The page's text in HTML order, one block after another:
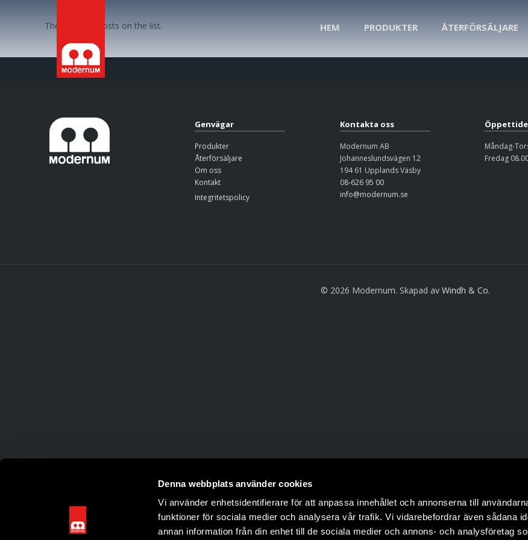
Denna webbplats använder cookies
Vi använder enhetsidentifierare för att anpassa innehållet och annonserna till
funktioner för sociala medier och analysera vår trafik. Vi vidarebefordrar även sådana
annan information från din enhet till de sociala medier och annons- och analysföretag
HEM PRODUKTER ÅTERFÖRSÄLJARE
There are no posts on the list.
Genvägar
Produkter
Återförsäljare
Om oss
Kontakt
Integritetspolicy
Kontakta oss
Modernum AB
Johanneslundsvägen 12
194 61 Upplands Väsby
08-626 95 00
info@modernum.se
Måndag-
Fredag
© 2026 Modernum. Skapad av Windh & Co.